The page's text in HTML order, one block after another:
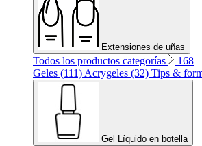
Extensiones de uñas
Todos los productos categorías
168
Geles (111) Acrygeles (32) Tips &
Gel Líquido en botella